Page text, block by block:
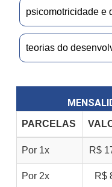
psicomotricidade e
teorias do
PARCELAS
Por 1x R$
Por 2x R$